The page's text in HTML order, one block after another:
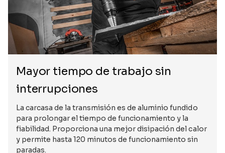
Mayor tiempo de trabajo sin
interrupciones
La carcasa de la transmisión es de aluminio fundido
para prolongar el tiempo de funcionamiento y la
fiabilidad. Proporciona una mejor disipación del calor
y permite hasta 120 minutos de funcionamiento sin
paradas.